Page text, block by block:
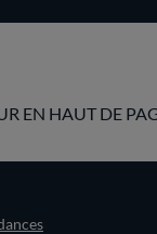
EN HAUT DE